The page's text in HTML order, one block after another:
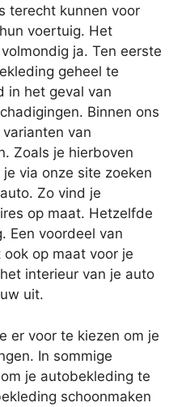
terecht kunnen voor
voertuig. Het
ja. Ten eerste
geheel te
in het geval van
Binnen ons
van
Zoals je hierboven
via onze site zoeken
Zo vind je
op maat. Hetzelfde
Een voordeel van
op maat voor je
interieur van je auto
uit.
er voor te kiezen om je
In sommige
je autobekleding te
schoonmaken